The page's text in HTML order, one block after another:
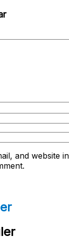
and website